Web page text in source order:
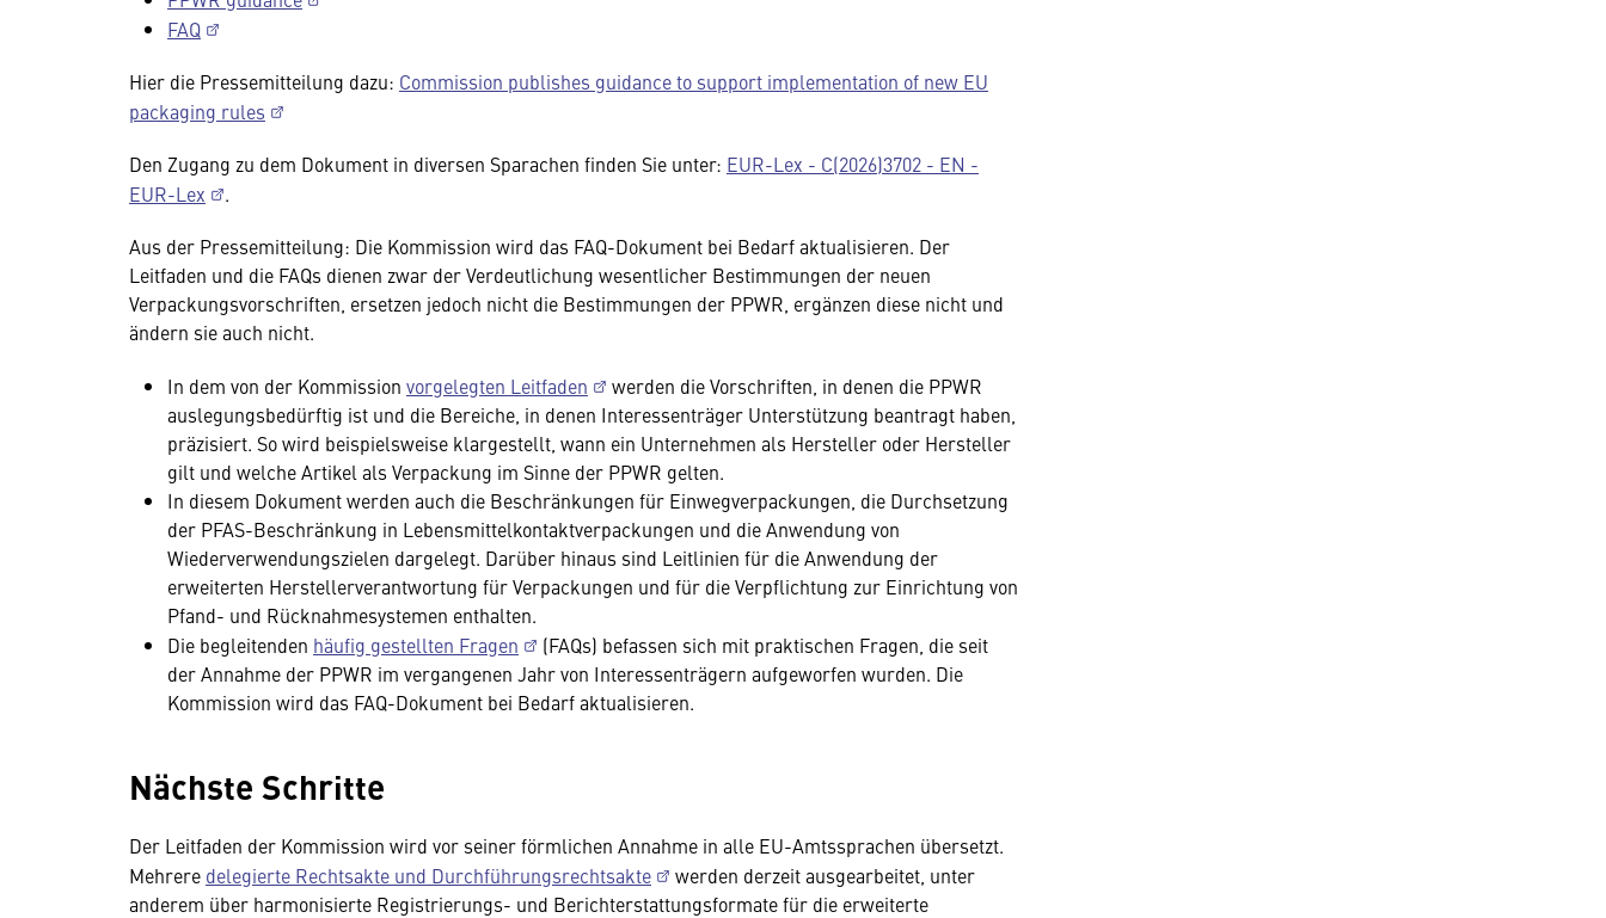
FAQ
Hier die Pressemitteilung dazu: Commission publishes guidance to support implementation of new EU
packaging rules
Den Zugang zu dem Dokument in diversen Sparachen finden Sie unter: EUR-Lex - C(2026)3702 - EN -
EUR-Lex
.
Aus der Pressemitteilung: Die Kommission wird das FAQ-Dokument bei Bedarf aktualisieren. Der
Leitfaden und die FAQs dienen zwar der Verdeutlichung wesentlicher Bestimmungen der neuen
Verpackungsvorschriften, ersetzen jedoch nicht die Bestimmungen der PPWR, ergänzen diese nicht und
ändern sie auch nicht.
In dem von der Kommission vorgelegten Leitfaden
werden die Vorschriften, in denen die PPWR
auslegungsbedürftig ist und die Bereiche, in denen Interessenträger Unterstützung beantragt haben,
präzisiert. So wird beispielsweise klargestellt, wann ein Unternehmen als Hersteller oder Hersteller
gilt und welche Artikel als Verpackung im Sinne der PPWR gelten.
In diesem Dokument werden auch die Beschränkungen für Einwegverpackungen, die Durchsetzung
der PFAS-Beschränkung in Lebensmittelkontaktverpackungen und die Anwendung von
Wiederverwendungszielen dargelegt. Darüber hinaus sind Leitlinien für die Anwendung der
erweiterten Herstellerverantwortung für Verpackungen und für die Verpflichtung zur Einrichtung von
Pfand- und Rücknahmesystemen enthalten.
Die begleitenden häufig gestellten Fragen
(FAQs) befassen sich mit praktischen Fragen, die seit
der Annahme der PPWR im vergangenen Jahr von Interessenträgern aufgeworfen wurden. Die
Kommission wird das FAQ-Dokument bei Bedarf aktualisieren.
Nächste Schritte
Der Leitfaden der Kommission wird vor seiner förmlichen Annahme in alle EU-Amtssprachen übersetzt.
Mehrere delegierte Rechtsakte und Durchführungsrechtsakte
werden derzeit ausgearbeitet, unter
anderem über harmonisierte Registrierungs- und Berichterstattungsformate für die erweiterte